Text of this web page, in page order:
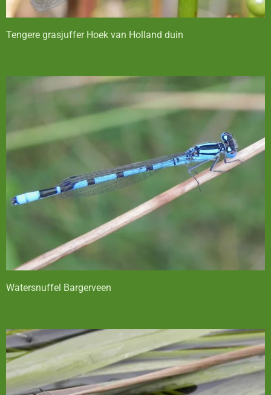
Tengere grasjuffer Hoek van Holland duin
Watersnuffel Bargerveen